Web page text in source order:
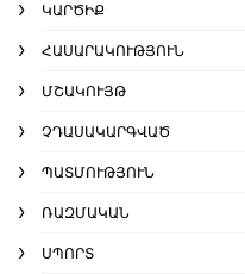
ԿԱՐԾԻՔ
ՀԱՍԱՐԱԿՈՒԹՅՈՒՆ
ՄՇԱԿՈՒՅԹ
ՉԴԱՍԱԿԱՐԳՎԱԾ
ՊԱՏՄՈՒԹՅՈՒՆ
ՌԱԶՄԱԿԱՆ
ՍՊՈՐՏ